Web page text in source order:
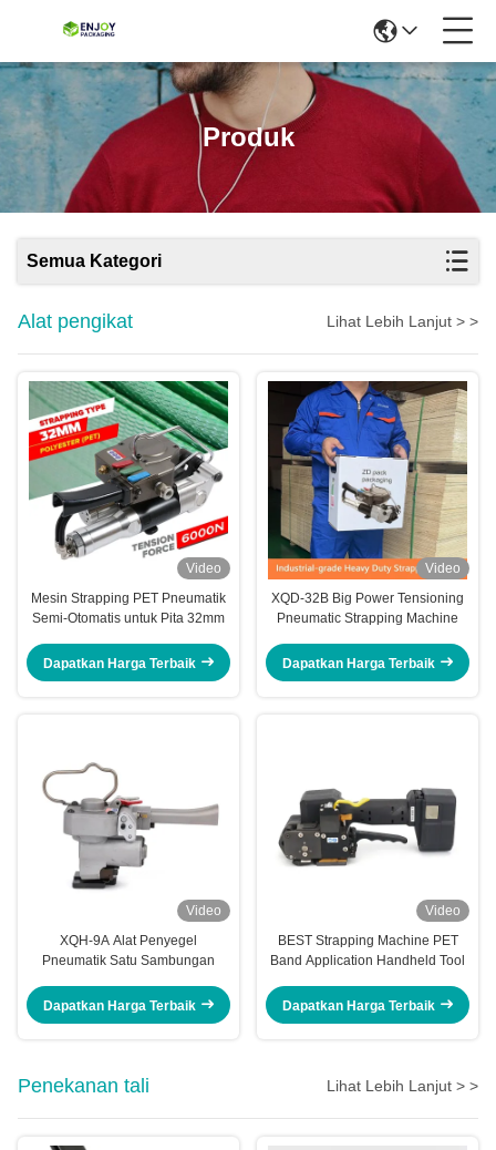
Produk
Semua Kategori
Alat pengikat Lihat Lebih Lanjut > >
Video
Mesin Strapping PET Pneumatik
Semi-Otomatis untuk Pita 32mm
Dapatkan Harga Terbaik
Video
XQD-32B Big Power Tensioning
Pneumatic Strapping Machine
Dapatkan Harga Terbaik
Video
XQH-9A Alat Penyegel
Pneumatik Satu Sambungan
Dapatkan Harga Terbaik
Video
BEST Strapping Machine PET
Band Application Handheld Tool
Dapatkan Harga Terbaik
Penekanan tali Lihat Lebih Lanjut > >